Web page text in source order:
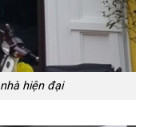
hiện đại